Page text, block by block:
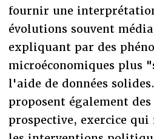
fournir une
évolutions souvent
expliquant par des
microéconomiques plus
l'aide de données
proposent également
prospective, exercice